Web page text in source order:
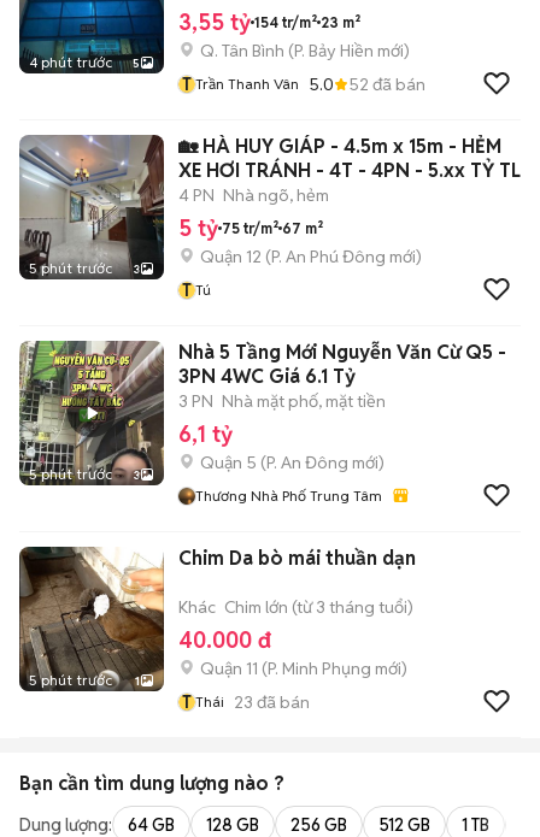
4 phút trước 5
3,55 tỷ 154 tr/m² 23 m²
Q. Tân Bình (P. Bảy Hiền mới)
T Trần Thanh Vân 5.0 52 đã bán
5 phút trước 3
🏡 HÀ HUY GIÁP - 4.5m x 15m - HẺM
XE HƠI TRÁNH - 4T - 4PN - 5.xx TỶ TL
4 PN Nhà ngõ, hẻm
5 tỷ 75 tr/m² 67 m²
Quận 12 (P. An Phú Đông mới)
T Tú
5 phút trước 3
Nhà 5 Tầng Mới Nguyễn Văn Cừ Q5 -
3PN 4WC Giá 6.1 Tỷ
3 PN Nhà mặt phố, mặt tiền
6,1 tỷ
Quận 5 (P. An Đông mới)
Thương Nhà Phố Trung Tâm
5 phút trước 1
Chim Da bò mái thuần dạn
Khác Chim lớn (từ 3 tháng tuổi)
40.000 đ
Quận 11 (P. Minh Phụng mới)
T Thái 23 đã bán
Bạn cần tìm dung lượng nào ?
Dung lượng: 64 GB 128 GB 256 GB 512 GB 1 TB